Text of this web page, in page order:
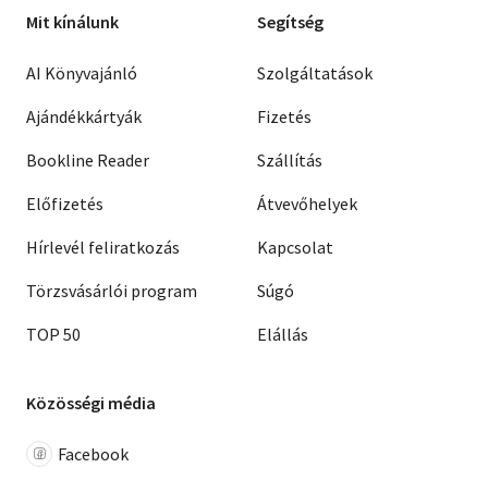
Mit kínálunk
AI Könyvajánló
Ajándékkártyák
Bookline Reader
Előfizetés
Hírlevél feliratkozás
Törzsvásárlói program
TOP 50
Segítség
Szolgáltatások
Fizetés
Szállítás
Átvevőhelyek
Kapcsolat
Súgó
Elállás
Közösségi média
Facebook